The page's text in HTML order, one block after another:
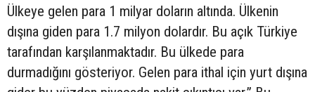
Ülkeye gelen para 1 milyar doların altında. Ülkenin
dışına giden para 1.7 milyon dolardır. Bu açık Türkiye
tarafından karşılanmaktadır. Bu ülkede para
durmadığını gösteriyor. Gelen para ithal için yurt dışına